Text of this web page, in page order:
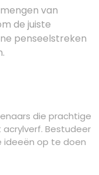
van
de juiste
penseelstreken
die prachtige
Bestudeer
ideeën op te doen